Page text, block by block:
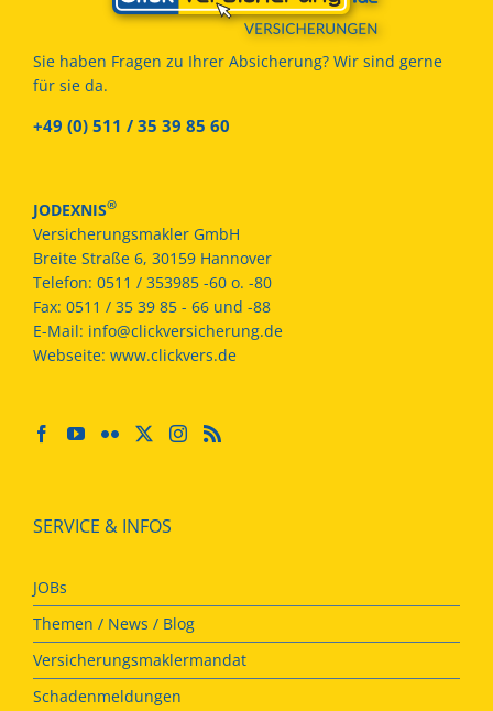
Sie haben Fragen zu Ihrer Absicherung? Wir sind gerne
für sie da.
+49 (0) 511 / 35 39 85 60
JODEXNIS®
Versicherungsmakler GmbH
Breite Straße 6, 30159 Hannover
Telefon: 0511 / 353985 -60 o. -80
Fax: 0511 / 35 39 85 - 66 und -88
E-Mail: info@clickversicherung.de
Webseite: www.clickvers.de
SERVICE & INFOS
JOBs
Themen / News / Blog
Versicherungsmaklermandat
Schadenmeldungen